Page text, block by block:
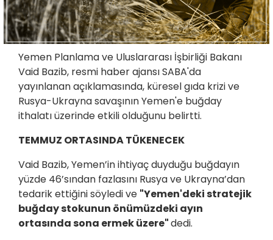
Yemen Planlama ve Uluslararası İşbirliği Bakanı
Vaid Bazib, resmi haber ajansı SABA'da
yayınlanan açıklamasında, küresel gıda krizi ve
Rusya-Ukrayna savaşının Yemen'e buğday
ithalatı üzerinde etkili olduğunu belirtti.
TEMMUZ ORTASINDA TÜKENECEK
Vaid Bazib, Yemen’in ihtiyaç duyduğu buğdayın
yüzde 46’sından fazlasını Rusya ve Ukrayna’dan
tedarik ettiğini söyledi ve "Yemen'deki stratejik
buğday stokunun önümüzdeki ayın
ortasında sona ermek üzere"dedi.